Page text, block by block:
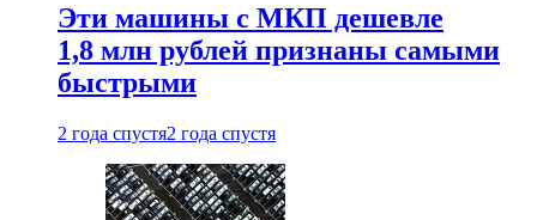
Эти машины с МКП дешевле
1,8 млн рублей признаны самыми
быстрыми
2 года спустя2 года спустя